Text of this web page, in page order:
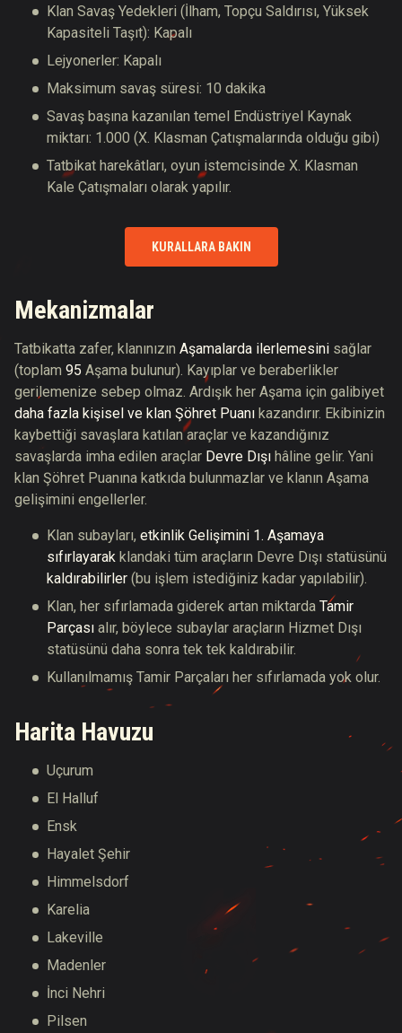
Klan Savaş Yedekleri (İlham, Topçu Saldırısı, Yüksek
Kapasiteli Taşıt): Kapalı
Lejyonerler: Kapalı
Maksimum savaş süresi: 10 dakika
Savaş başına kazanılan temel Endüstriyel Kaynak
miktarı: 1.000 (X. Klasman Çatışmalarında olduğu gibi)
Tatbikat harekâtları, oyun istemcisinde X. Klasman
Kale Çatışmaları olarak yapılır.
KURALLARA BAKIN
Mekanizmalar
Tatbikatta zafer, klanınızın Aşamalarda ilerlemesini sağlar
(toplam 95 Aşama bulunur). Kayıplar ve beraberlikler
gerilemenize sebep olmaz. Ardışık her Aşama için galibiyet
daha fazla kişisel ve klan Şöhret Puanı kazandırır. Ekibinizin
kaybettiği savaşlara katılan araçlar ve kazandığınız
savaşlarda imha edilen araçlar Devre Dışı hâline gelir. Yani
klan Şöhret Puanına katkıda bulunmazlar ve klanın Aşama
gelişimini engellerler.
Klan subayları, etkinlik Gelişimini 1. Aşamaya
sıfırlayarak klandaki tüm araçların Devre Dışı statüsünü
kaldırabilirler (bu işlem istediğiniz kadar yapılabilir).
Klan, her sıfırlamada giderek artan miktarda Tamir
Parçası alır, böylece subaylar araçların Hizmet Dışı
statüsünü daha sonra tek tek kaldırabilir.
Kullanılmamış Tamir Parçaları her sıfırlamada yok olur.
Harita Havuzu
Uçurum
El Halluf
Ensk
Hayalet Şehir
Himmelsdorf
Karelia
Lakeville
Madenler
İnci Nehri
Pilsen